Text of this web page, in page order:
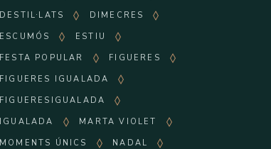
DESTIL·LATS
DIMECRES
ESCUMÓS
ESTIU
FESTA POPULAR
FIGUERES
FIGUERES IGUALADA
FIGUERESIGUALADA
IGUALADA
MARTA VIOLET
MOMENTS ÚNICS
NADAL